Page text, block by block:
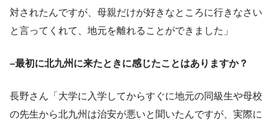
対されたんですが、母親だけが好きなところに行きなさい
と言ってくれて、地元を離れることができました」
–最初に北九州に来たときに感じたことはありますか？
長野さん「大学に入学してからすぐに地元の同級生や母校
の先生から北九州は治安が悪いと聞いたんですが、実際に